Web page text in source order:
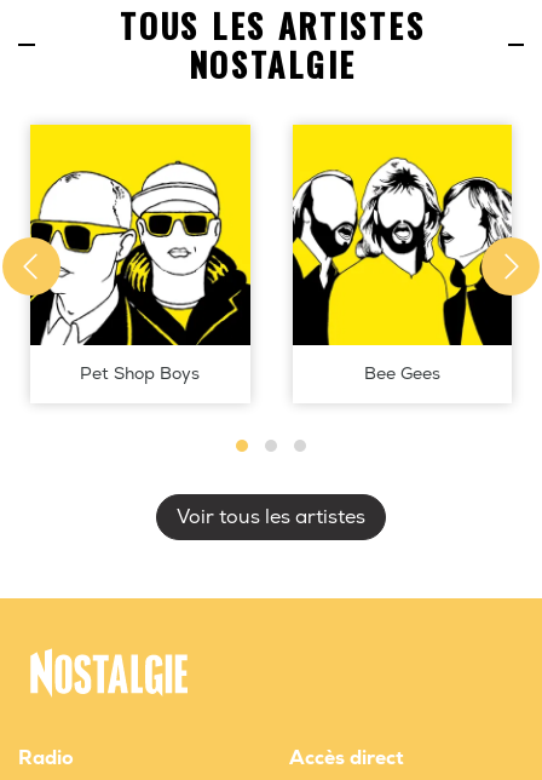
TOUS LES ARTISTES
NOSTALGIE
Pet Shop Boys Bee Gees
Voir tous les artistes
Radio Accès direct